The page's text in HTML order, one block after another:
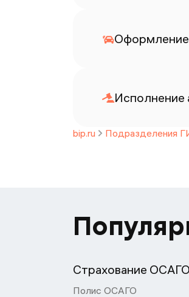
Исполнение
bip.ru Подразделения
Страхование ОСАГО
Полис ОСАГО